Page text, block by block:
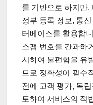
를 기반으로 하지만,
정부 등록 정보, 통
터베이스를 활용합
스팸 번호를 간과하
시하여 불편함을 유
므로 정확성이 필수
전에 고객 평가, 독
토하여 서비스의 적